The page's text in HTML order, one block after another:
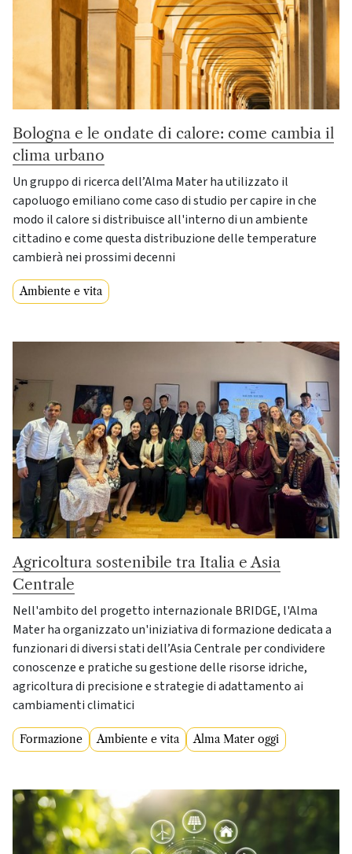
Bologna e le ondate di calore: come cambia il
clima urbano
Un gruppo di ricerca dell’Alma Mater ha utilizzato il
capoluogo emiliano come caso di studio per capire in che
modo il calore si distribuisce all'interno di un ambiente
cittadino e come questa distribuzione delle temperature
cambierà nei prossimi decenni
Ambiente e vita
Agricoltura sostenibile tra Italia e Asia
Centrale
Nell'ambito del progetto internazionale BRIDGE, l'Alma
Mater ha organizzato un'iniziativa di formazione dedicata a
funzionari di diversi stati dell’Asia Centrale per condividere
conoscenze e pratiche su gestione delle risorse idriche,
agricoltura di precisione e strategie di adattamento ai
cambiamenti climatici
Formazione Ambiente e vita Alma Mater oggi